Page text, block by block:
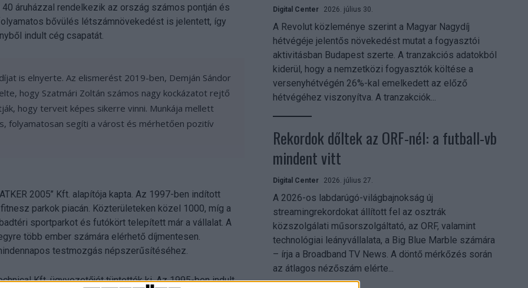
áruházzal rendelkezik az ország számos pontján és
bővülés létszámnövekedést is jelentett, így
indult cég csapatát.
is elnyerte. Az elismerést 2019-ben, Demján Sándor
hogy Szatmári Zoltán számos nagy kockázatot rejtő
hogy terveit képes sikerre vinni. Munkája mellett
folyamatosan segíti a várost és mérhetően pozitív
2005’’ Kft. alapítója kapta. Az 1997-ben indított
parkok piacán. Közterületeken közel 1000, míg a
sportparkot és futókört telepített már a vállalat. A
több ember számára elérhető díjmentesen.
testmozgás népszerűsítéséhez.
Kft. ügyvezetőjét tüntették ki. Az 1995-ben indult
Digital Center 2026. július 30.
A Revolut közleménye szerint a Magyar Nagydíj
hétvégéje jelentős növekedést mutat a fogyasztói
aktivitásban Budapest szerte. A tranzakciós adatokból
kiderül, hogy a nemzetközi fogyasztók költése a
versenyhétvégén 26%-kal emelkedett az előző
hétvégéhez viszonyítva. A tranzakciók...
Rekordok dőltek az ORF-nél: a futball-vb
mindent vitt
Digital Center 2026. július 27.
A 2026-os labdarúgó-világbajnokság új
streamingrekordokat állított fel az osztrák
közszolgálati műsorszolgáltató, az ORF, valamint
technológiai leányvállalata, a Big Blue Marble számára
– írja a Broadband TV News. A döntő mérkőzés során
az átlagos nézőszám elérte...